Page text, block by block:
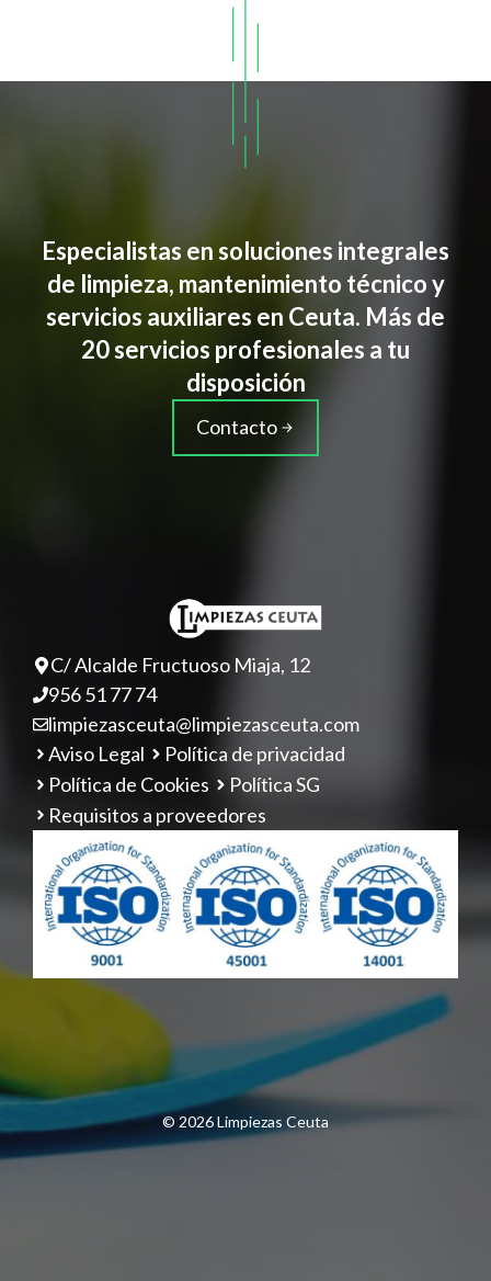
Especialistas en soluciones integrales
de limpieza, mantenimiento técnico y
servicios auxiliares en Ceuta. Más de
20 servicios profesionales a tu
disposición
Contacto
C/ Alcalde Fructuoso Miaja, 12
956 51 77 74
limpiezasceuta@limpiezasceuta.com
Aviso Legal
Política de privacidad
Política de Cookies
Política SG
Requisitos a proveedores
© 2026 Limpiezas Ceuta